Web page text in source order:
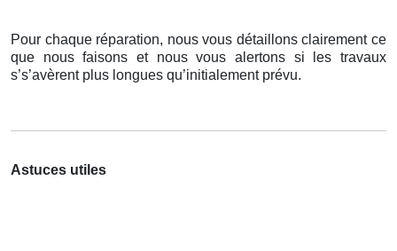
Pour chaque réparation, nous vous détaillons clairement ce
que nous faisons et nous vous alertons si les travaux
s’s’avèrent plus longues qu’initialement prévu.
Astuces utiles